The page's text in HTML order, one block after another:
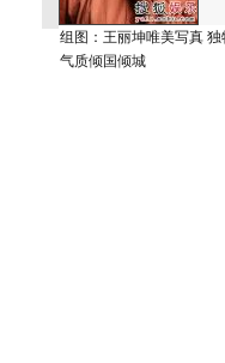
组图：王丽坤唯美写真 独
气质倾国倾城